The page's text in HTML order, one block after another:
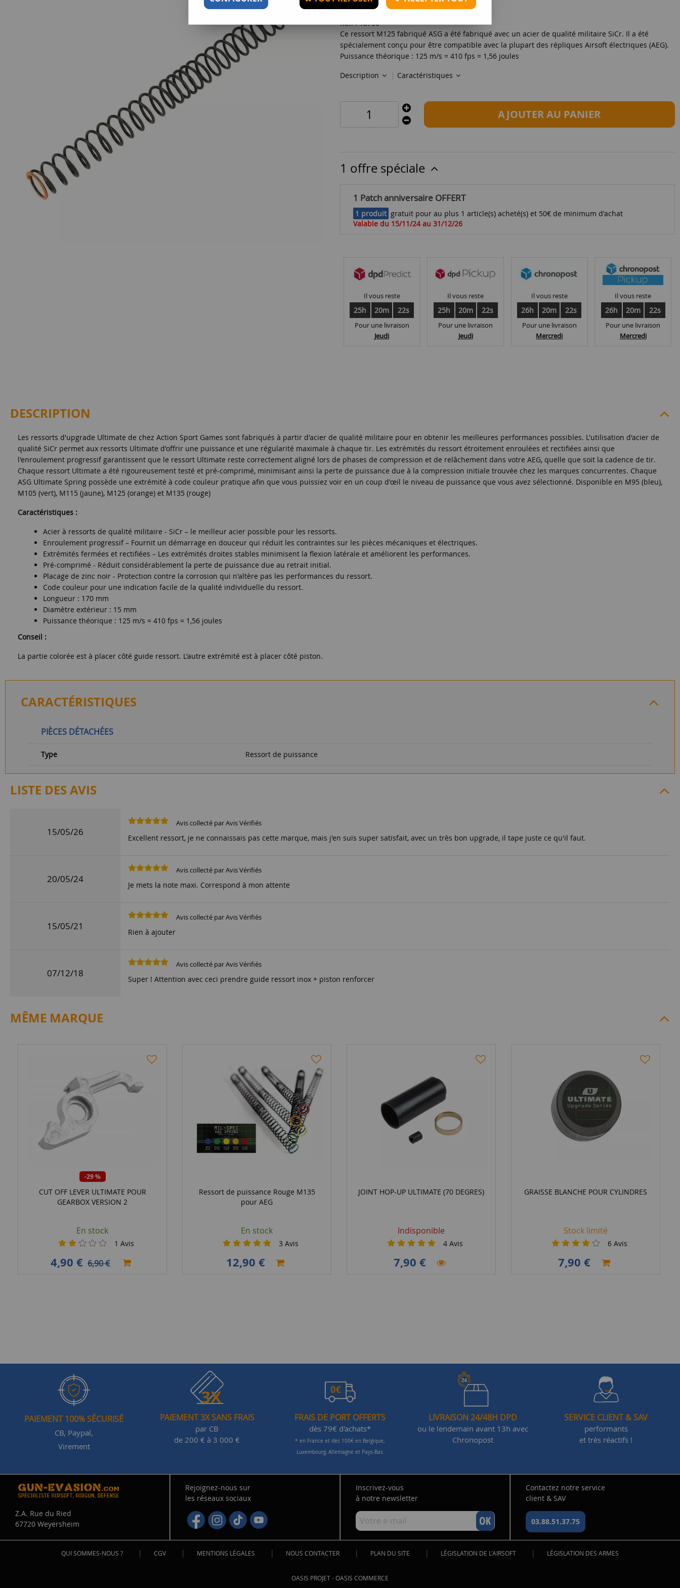
Réf. :18766
Ce ressort M125 fabriqué ASG a été fabriqué avec un acier de qualité militaire SiCr. Il a été
spécialement conçu pour être compatible avec la plupart des répliques Airsoft électriques (AEG).
Puissance théorique : 125 m/s = 410 fps = 1,56 joules
Description
Caractéristiques
AJOUTER AU PANIER
1 offre spéciale
1 Patch anniversaire OFFERT
1 produit gratuit pour au plus 1 article(s) acheté(s) et 50€ de minimum d'achat
Valable du 15/11/24 au 31/12/26
Il vous reste
25h 20m 21s
Pour une livraison
Jeudi
Il vous reste
25h 20m 21s
Pour une livraison
Jeudi
Il vous reste
26h 20m 21s
Pour une livraison
Mercredi
Il vous reste
26h 20m 21s
Pour une livraison
Mercredi
DESCRIPTION
Les ressorts d'upgrade Ultimate de chez Action Sport Games sont fabriqués à partir d'acier de qualité militaire pour en obtenir les meilleures performances possibles. L'utilisation d'acier de
qualité SiCr permet aux ressorts Ultimate d'offrir une puissance et une régularité maximale à chaque tir. Les extrémités du ressort étroitement enroulées et rectifiées ainsi que
l'enroulement progressif garantissent que le ressort Ultimate reste correctement aligné lors de phases de compression et de relâchement dans votre AEG, quelle que soit la cadence de tir.
Chaque ressort Ultimate a été rigoureusement testé et pré-comprimé, minimisant ainsi la perte de puissance due à la compression initiale trouvée chez les marques concurrentes. Chaque
ASG Ultimate Spring possède une extrémité à code couleur pratique afin que vous puissiez voir en un coup d'œil le niveau de puissance que vous avez sélectionné. Disponible en M95 (bleu),
M105 (vert), M115 (jaune), M125 (orange) et M135 (rouge)
Caractéristiques :
Acier à ressorts de qualité militaire - SiCr – le meilleur acier possible pour les ressorts.
Enroulement progressif – Fournit un démarrage en douceur qui réduit les contraintes sur les pièces mécaniques et électriques.
Extrémités fermées et rectifiées – Les extrémités droites stables minimisent la flexion latérale et améliorent les performances.
Pré-comprimé - Réduit considérablement la perte de puissance due au retrait initial.
Placage de zinc noir - Protection contre la corrosion qui n'altère pas les performances du ressort.
Code couleur pour une indication facile de la qualité individuelle du ressort.
Longueur : 170 mm
Diamètre extérieur : 15 mm
Puissance théorique : 125 m/s = 410 fps = 1,56 joules
Conseil :
La partie colorée est à placer côté guide ressort. L'autre extrémité est à placer côté piston.
CARACTÉRISTIQUES
PIÈCES DÉTACHÉES
Type Ressort de puissance
LISTE DES AVIS
15/05/26
Avis collecté par Avis Vérifiés
Excellent ressort, je ne connaissais pas cette marque, mais j'en suis super satisfait, avec un très bon upgrade, il tape juste ce qu'il faut.
20/05/24
Avis collecté par Avis Vérifiés
Je mets la note maxi. Correspond à mon attente
15/05/21
Avis collecté par Avis Vérifiés
Rien à ajouter
07/12/18
Avis collecté par Avis Vérifiés
Super ! Attention avec ceci prendre guide ressort inox + piston renforcer
MÊME MARQUE
-29 %
CUT OFF LEVER ULTIMATE POUR
GEARBOX VERSION 2
En stock
1 Avis
4,90 € 6,90 €
Ressort de puissance Rouge M135
pour AEG
En stock
3 Avis
12,90 €
JOINT HOP-UP ULTIMATE (70 DEGRES)
Indisponible
4 Avis
7,90 €
GRAISSE BLANCHE POUR CYLINDRES
Stock limité
6 Avis
7,90 €
PAIEMENT 100% SÉCURISÉ
CB, Paypal,
Virement
PAIEMENT 3X SANS FRAIS
par CB
de 200 € à 3 000 €
FRAIS DE PORT OFFERTS
dès 79€ d'achats*
* en France et dès 100€ en Belgique,
Luxembourg, Allemagne et Pays-Bas
LIVRAISON 24/48H DPD
ou le lendemain avant 13h avec
Chronopost
SERVICE CLIENT & SAV
performants
et très réactifs !
Z.A. Rue du Ried
67720 Weyersheim
Rejoignez-nous sur
les réseaux sociaux
Inscrivez-vous
à notre newsletter
Contactez notre service
client & SAV
03.88.51.37.75
QUI SOMMES-NOUS ? | CGV | MENTIONS LÉGALES | NOUS CONTACTER | PLAN DU SITE | LÉGISLATION DE L'AIRSOFT | LÉGISLATION DES ARMES
OASIS PROJET-OASIS COMMERCE